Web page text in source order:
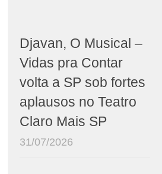
Djavan, O Musical –
Vidas pra Contar
volta a SP sob fortes
aplausos no Teatro
Claro Mais SP
31/07/2026